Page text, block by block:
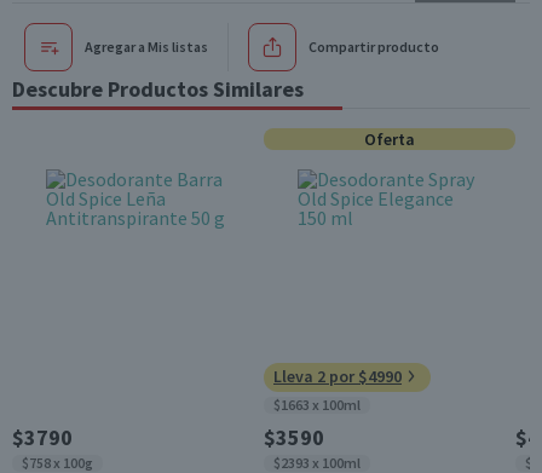
Agregar a Mis listas Compartir producto
Descubre Productos Similares
$3790
$758 x 100g
Oferta
Lleva 2 por $4990
$1663 x 100ml
$3590
$2393 x 100ml